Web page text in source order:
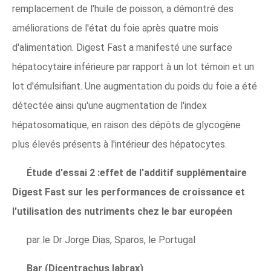
remplacement de l'huile de poisson, a démontré des
améliorations de l'état du foie après quatre mois
d'alimentation. Digest Fast a manifesté une surface
hépatocytaire inférieure par rapport à un lot témoin et un
lot d'émulsifiant. Une augmentation du poids du foie a été
détectée ainsi qu'une augmentation de l'index
hépatosomatique, en raison des dépôts de glycogène
plus élevés présents à l'intérieur des hépatocytes.
Étude d'essai 2 :effet de l'additif supplémentaire
Digest Fast sur les performances de croissance et
l'utilisation des nutriments chez le bar européen
par le Dr Jorge Dias, Sparos, le Portugal
Bar (Dicentrachus labrax)